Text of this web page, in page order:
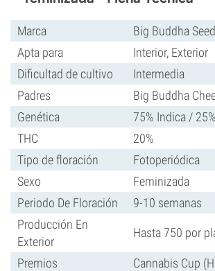
Marca
Big Buddha
Apta para
Interior, Exterior
Dificultad de cultivo
Intermedia
Padres
Big Buddha
Genética
75% Indica /
THC
20%
Tipo de floración
Fotoperiódica
Sexo
Feminizada
Periodo De Floración
9-10 semanas
Producción En
Exterior
Hasta 750 por
Premios
Cannabis Cup